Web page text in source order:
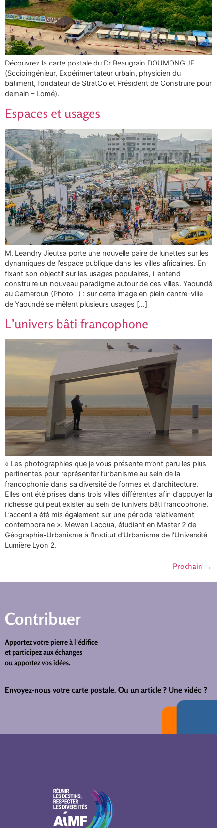
Découvrez la carte postale du Dr Beaugrain DOUMONGUE
(Socioingénieur, Expérimentateur urbain, physicien du
bâtiment, fondateur de StratCo et Président de Construire pour
demain – Lomé).
Espaces et usages
M. Leandry Jieutsa porte une nouvelle paire de lunettes sur les
dynamiques de l’espace publique dans les villes africaines. En
fixant son objectif sur les usages populaires, il entend
construire un nouveau paradigme autour de ces villes. Yaoundé
au Cameroun (Photo 1) : sur cette image en plein centre-ville
de Yaoundé se mêlent plusieurs usages […]
L’univers bâti francophone
« Les photographies que je vous présente m’ont paru les plus
pertinentes pour représenter l’urbanisme au sein de la
francophonie dans sa diversité de formes et d’architecture.
Elles ont été prises dans trois villes différentes afin d’appuyer la
richesse qui peut exister au sein de l’univers bâti francophone.
L’accent a été mis également sur une période relativement
contemporaine ». Mewen Lacoua, étudiant en Master 2 de
Géographie-Urbanisme à l’Institut d’Urbanisme de l’Université
Lumière Lyon 2.
Prochain →
Contribuer
Apportez votre pierre à l’édifice
et participez aux échanges
ou apportez vos idées.
Envoyez-nous votre carte postale. Ou un article ? Une vidéo ?